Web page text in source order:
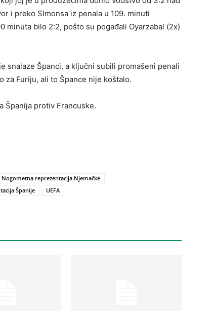
i preko SImonsa iz penala u 109. minuti
bilo 2:2, pošto su pogađali Oyarzabal (2x)
snalaze Španci, a ključni subili promašeni penali
za Furiju, ali to Špance nije koštalo.
Španija protiv Francuske.
Nogometna reprezentacija Njemačke
Španije UEFA